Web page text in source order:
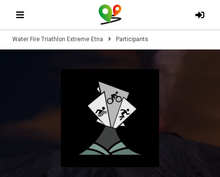
Water Fire Triathlon Extreme Etna Participants